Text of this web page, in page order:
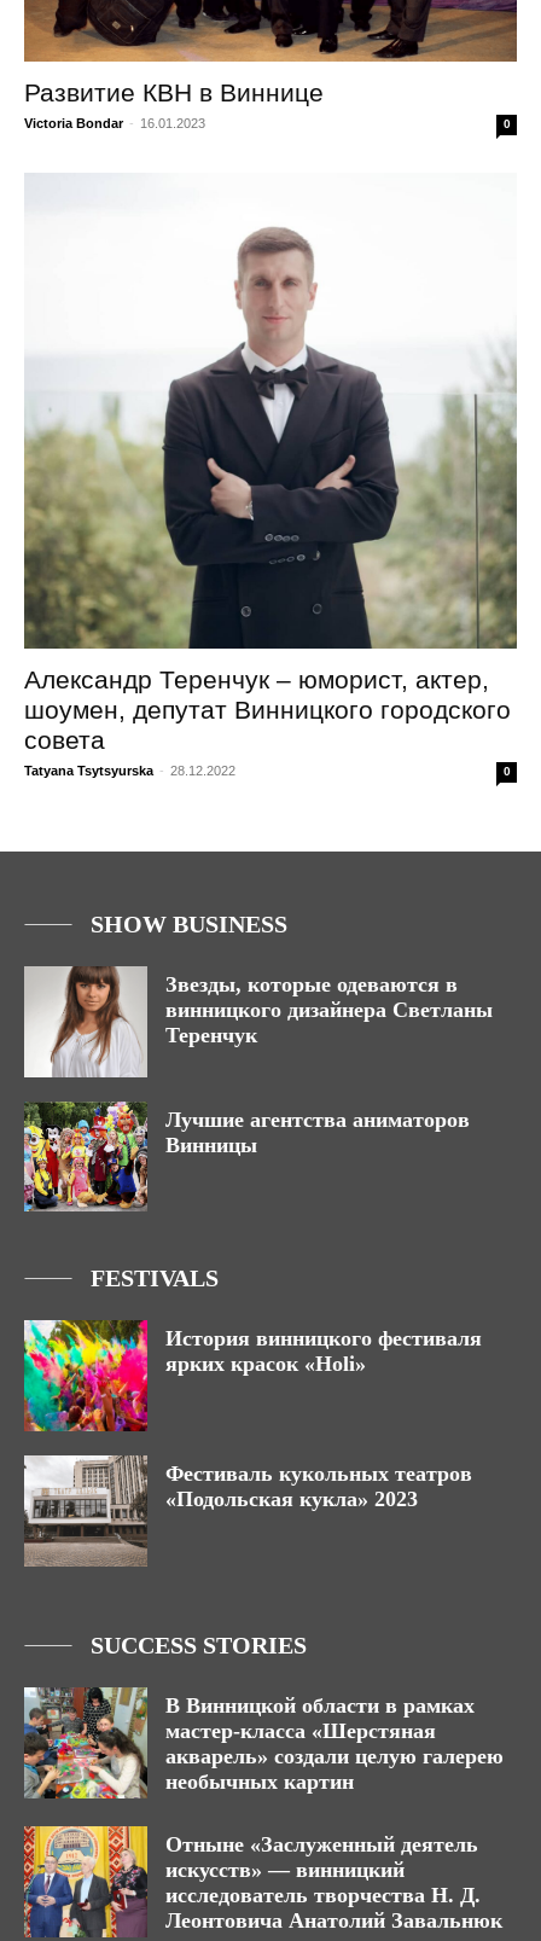
Развитие КВН в Виннице
Victoria Bondar - 16.01.2023 0
Александр Теренчук – юморист, актер,
шоумен, депутат Винницкого городского
совета
Tatyana Tsytsyurska - 28.12.2022 0
SHOW BUSINESS
Звезды, которые одеваются в
винницкого дизайнера Светланы
Теренчук
Лучшие агентства аниматоров
Винницы
FESTIVALS
История винницкого фестиваля
ярких красок «Holi»
Фестиваль кукольных театров
«Подольская кукла» 2023
SUCCESS STORIES
В Винницкой области в рамках
мастер-класса «Шерстяная
акварель» создали целую галерею
необычных картин
Отныне «Заслуженный деятель
искусств» — винницкий
исследователь творчества Н. Д.
Леонтовича Анатолий Завальнюк